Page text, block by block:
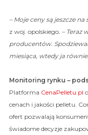
– Moje ceny są jeszcze
z woj. opolskiego. – Teraz
producentów.
miesiąca, wtedy ja
Monitoring rynku –
Platforma CenaPelletu.pl
cenach i jakości pelletu.
ofert pozwalają
świadome decyzje